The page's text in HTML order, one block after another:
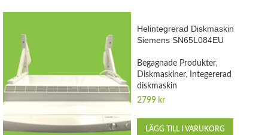
Helintegrerad Diskmaskin
Siemens SN65L084EU
Begagnade Produkter,
Diskmaskiner,
Integererad
diskmaskin
2799 kr
LÄGG TILL I VARUKORG